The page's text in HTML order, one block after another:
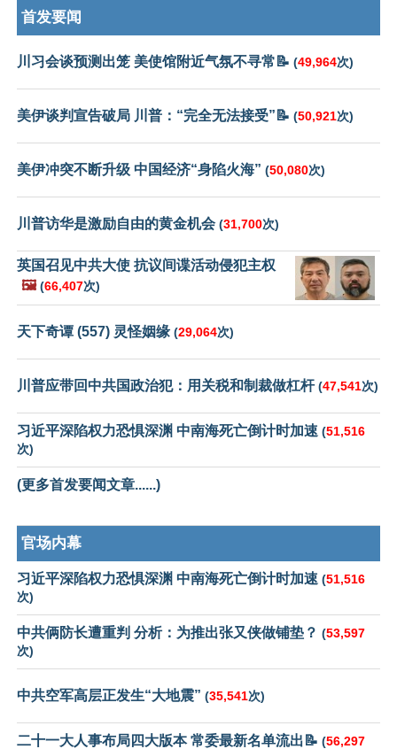
首发要闻
川习会谈预测出笼 美使馆附近气氛不寻常📝 (49,964次)
美伊谈判宣告破局 川普：“完全无法接受”📝 (50,921次)
美伊冲突不断升级 中国经济“身陷火海” (50,080次)
川普访华是激励自由的黄金机会 (31,700次)
英国召见中共大使 抗议间谍活动侵犯主权
🖼️ (66,407次)
天下奇谭 (557) 灵怪姻缘 (29,064次)
川普应带回中共国政治犯：用关税和制裁做杠杆(47,541次)
习近平深陷权力恐惧深渊 中南海死亡倒计时加速 (51,516
次)
(更多首发要闻文章......)
官场内幕
习近平深陷权力恐惧深渊 中南海死亡倒计时加速 (51,516
次)
中共俩防长遭重判 分析：为推出张又侠做铺垫？ (53,597
次)
中共空军高层正发生“大地震” (35,541次)
二十一大人事布局四大版本 常委最新名单流出📝 (56,297